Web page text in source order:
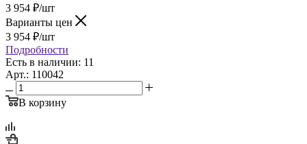
3 954 ₽/шт
Варианты цен
3 954 ₽/шт
Подробности
Есть в наличии: 11
Арт.: 110042
В корзину